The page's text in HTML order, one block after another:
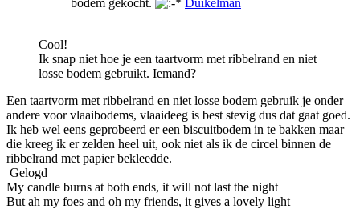
Cool!
Ik snap niet hoe je een taartvorm met ribbelrand en niet
losse bodem gebruikt. Iemand?
Een taartvorm met ribbelrand en niet losse bodem gebruik je onder
andere voor vlaaibodems, vlaaideeg is best stevig dus dat gaat goed.
Ik heb wel eens geprobeerd er een biscuitbodem in te bakken maar
die kreeg ik er zelden heel uit, ook niet als ik de circel binnen de
ribbelrand met papier bekleedde.
Gelogd
My candle burns at both ends, it will not last the night
But ah my foes and oh my friends, it gives a lovely light